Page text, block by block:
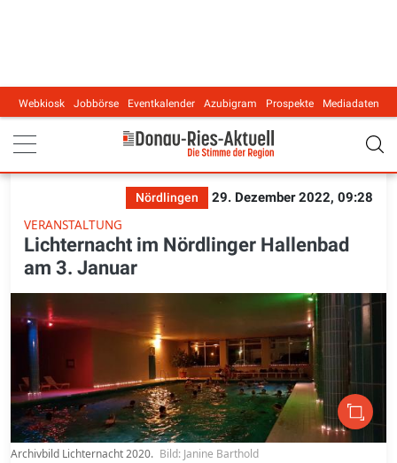
Main navigation
Webkiosk Jobbörse Eventkalender Azubigram Prospekte Mediadaten
Nördlingen
29. Dezember 2022, 09:28
VERANSTALTUNG
Lichternacht im Nördlinger Hallenbad
am 3. Januar
Archivbild Lichternacht 2020. Bild: Janine Barthold